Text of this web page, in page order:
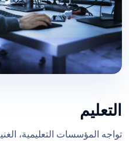
التعليم
تواجه المؤسسات التعليمية،